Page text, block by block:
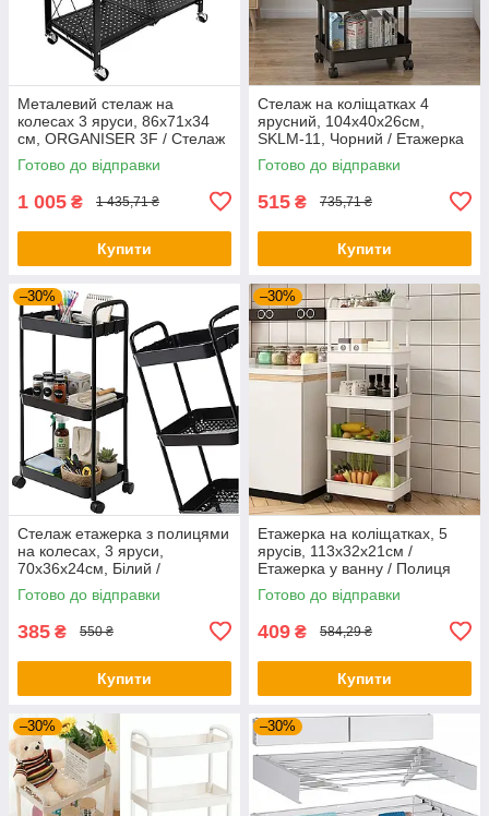
Металевий стелаж на
колесах 3 яруси, 86х71х34
см, ORGANISER 3F / Стелаж
для дому / Полиця на
колесах
Готово до відправки
1 005 ₴ 1 435,71 ₴
Купити
Стелаж на коліщатках 4
ярусний, 104х40х26см,
SKLM-11, Чорний / Етажерка
у ванну / Полиця на
коліщатках / Стелаж на кухню
Готово до відправки
515 ₴ 735,71 ₴
Купити
–30%
Стелаж етажерка з полицями
на колесах, 3 яруси,
70x36x24см, Білий /
Етажерка у ванну
Готово до відправки
385 ₴ 550 ₴
Купити
–30%
Етажерка на коліщатках, 5
ярусів, 113х32х21см /
Етажерка у ванну / Полиця
на коліщатках / Стелаж на
коліщатках
Готово до відправки
409 ₴ 584,29 ₴
Купити
–30% –30%